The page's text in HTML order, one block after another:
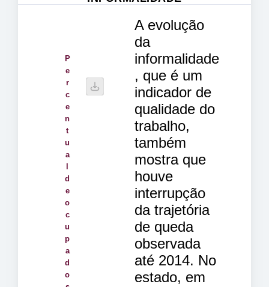
P
e
r
c
e
n
t
u
a
d
e
o
c
u
p
a
d
o
A evolução
da
informalidade
, que é um
indicador de
qualidade do
trabalho,
também
mostra que
houve
interrupção
da trajetória
de queda
observada
até 2014. No
estado, em